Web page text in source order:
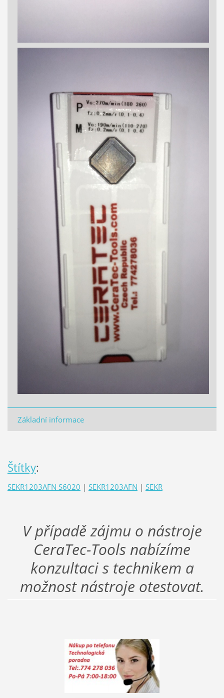
Základní informace
Štítky:
SEKR1203AFN S6020 | SEKR1203AFN | SEKR
V případě zájmu o nástroje
CeraTec-Tools nabízíme
konzultaci s technikem a
možnost nástroje otestovat.